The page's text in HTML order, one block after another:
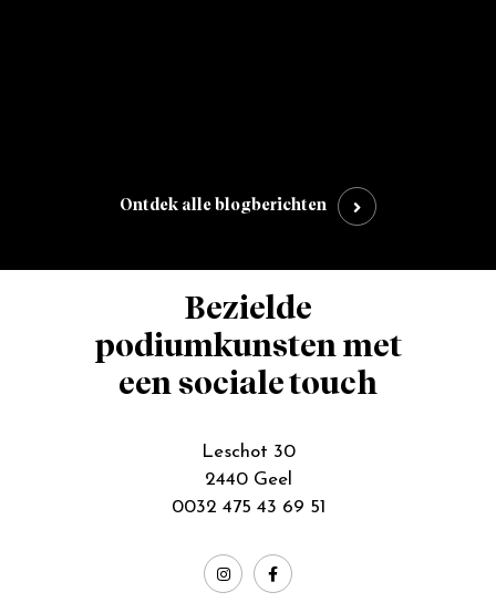
Ontdek alle blogberichten
Bezielde
podiumkunsten met
een sociale touch
Leschot 30
2440 Geel
0032 475 43 69 51